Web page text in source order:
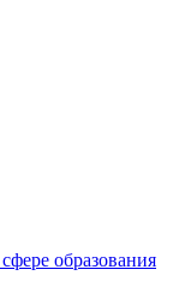
образования